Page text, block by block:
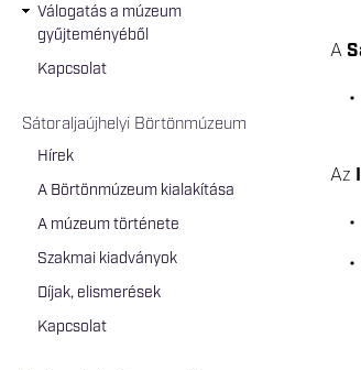
Válogatás a múzeum
gyűjteményéből
Kapcsolat
Sátoraljaújhelyi Börtönmúzeum
Hírek
A Börtönmúzeum kialakítása
A múzeum története
Szakmai kiadványok
Díjak, elismerések
Kapcsolat
A
Az